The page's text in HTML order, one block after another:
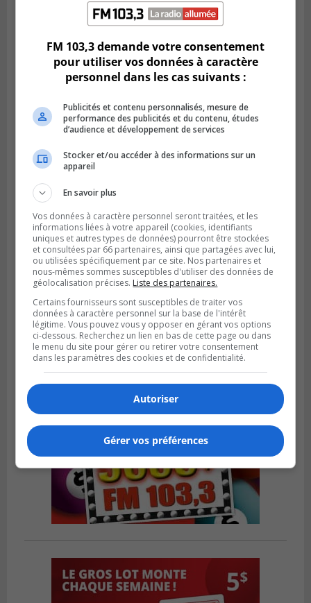
Publié le 12 février 2024 à 10h54
Le timbre poste risque de coûter plus cher
STE-JULIE
Publié le 11 février 2024 à 16h00
Recrutement pour la saison estivale à
Sainte-Julie
FM 103,3 demande votre consentement
pour utiliser vos données à caractère
personnel dans les cas suivants :
Publicités et contenu personnalisés, mesure de
performance des publicités et du contenu, études
d’audience et développement de services
Stocker et/ou accéder à des informations sur un
appareil
En savoir plus
Vos données à caractère personnel seront traitées, et les
informations liées à votre appareil (cookies, identifiants
uniques et autres types de données) pourront être stockées
et consultées par 66 partenaires, ainsi que partagées avec lui,
ou utilisées spécifiquement par ce site. Nos partenaires et
nous-mêmes sommes susceptibles d'utiliser des données de
géolocalisation précises. Liste des partenaires.
Certains fournisseurs sont susceptibles de traiter vos
données à caractère personnel sur la base de l'intérêt
légitime. Vous pouvez vous y opposer en gérant vos options
ci-dessous. Recherchez un lien en bas de cette page ou dans
le menu du site pour gérer ou retirer votre consentement
dans les paramètres des cookies et de confidentialité.
Autoriser
Gérer vos préférences